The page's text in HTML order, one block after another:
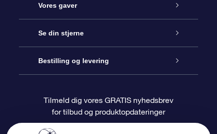
Kundeservice
Kontakt os
Bloggen
Anmeldelser
Vores gaver
Online Stjernegave
OSR Gavepakke
OSR Gavekortet
Se din stjerne
Star Register
Personliggjort Stjerneside
Bestilling og levering
Betalingsinformation
Tilmeld dig vores GRATIS nyhedsbrev
for tilbud og produktopdateringer